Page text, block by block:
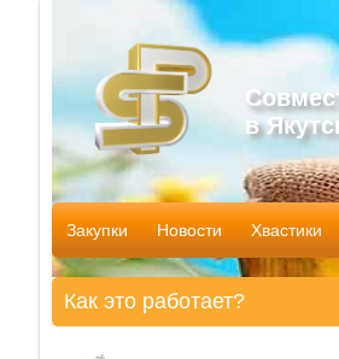
в
Закупки Новости Хвастики
Как это работает?